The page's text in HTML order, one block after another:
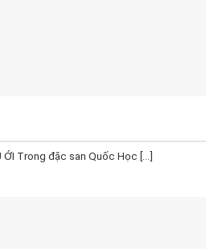
ỚI Trong đặc san Quốc Học [...]